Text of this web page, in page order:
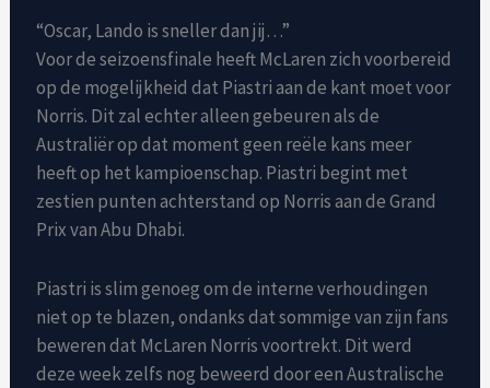
“Oscar, Lando is sneller dan jij…”
Voor de seizoensfinale heeft McLaren zich voorbereid
op de mogelijkheid dat Piastri aan de kant moet voor
Norris. Dit zal echter alleen gebeuren als de
Australiër op dat moment geen reële kans meer
heeft op het kampioenschap. Piastri begint met
zestien punten achterstand op Norris aan de Grand
Prix van Abu Dhabi.
Piastri is slim genoeg om de interne verhoudingen
niet op te blazen, ondanks dat sommige van zijn fans
beweren dat McLaren Norris voortrekt. Dit werd
deze week zelfs nog beweerd door een Australische